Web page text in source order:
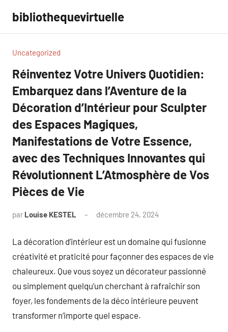
contenu
bibliothequevirtuelle
Uncategorized
Réinventez Votre Univers Quotidien:
Embarquez dans l’Aventure de la
Décoration d’Intérieur pour Sculpter
des Espaces Magiques,
Manifestations de Votre Essence,
avec des Techniques Innovantes qui
Révolutionnent L’Atmosphère de Vos
Pièces de Vie
par Louise KESTEL décembre 24, 2024
La décoration d’intérieur est un domaine qui fusionne
créativité et praticité pour façonner des espaces de vie
chaleureux. Que vous soyez un décorateur passionné
ou simplement quelqu’un cherchant à rafraîchir son
foyer, les fondements de la déco intérieure peuvent
transformer n’importe quel espace.